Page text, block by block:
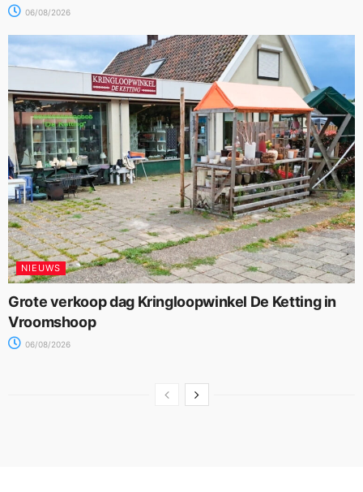
06/08/2026
NIEUWS
Grote verkoop dag Kringloopwinkel De Ketting in
Vroomshoop
06/08/2026